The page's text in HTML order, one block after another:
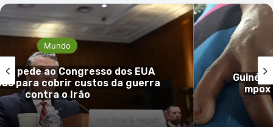
Mundo
Guiné-Bissau confirma primeiro
mpox e reforça vigilância